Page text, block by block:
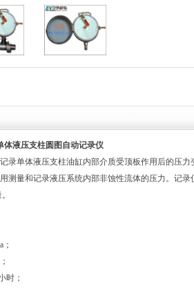
液压支柱圆图自动记录仪
录单体液压支柱油缸内部介质受顶板作用后的压
测量和记录液压系统内部非蚀性流体的压力。记
时；